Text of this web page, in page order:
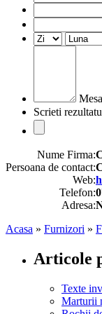
Scrieti
Nume Firma:
Persoana de contact:
Web:
Telefon:
Adresa:
Acasa » Furnizori »
Articole
Texte
Marturii